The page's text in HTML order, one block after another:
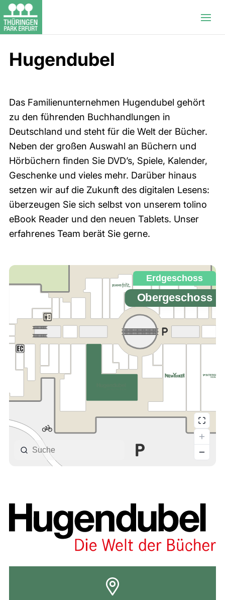
Hugendubel
Das Familienunternehmen Hugendubel gehört
zu den führenden Buchhandlungen in
Deutschland und steht für die Welt der Bücher.
Neben der großen Auswahl an Büchern und
Hörbüchern finden Sie DVD’s, Spiele, Kalender,
Geschenke und vieles mehr. Darüber hinaus
setzen wir auf die Zukunft des digitalen Lesens:
überzeugen Sie sich selbst von unserem tolino
eBook Reader und den neuen Tablets. Unser
erfahrenes Team berät Sie gerne.